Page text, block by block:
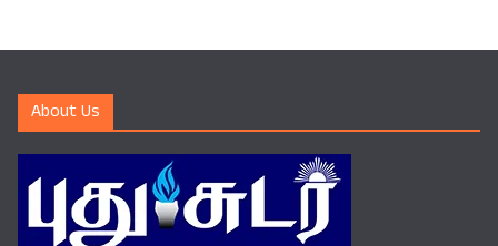
About Us